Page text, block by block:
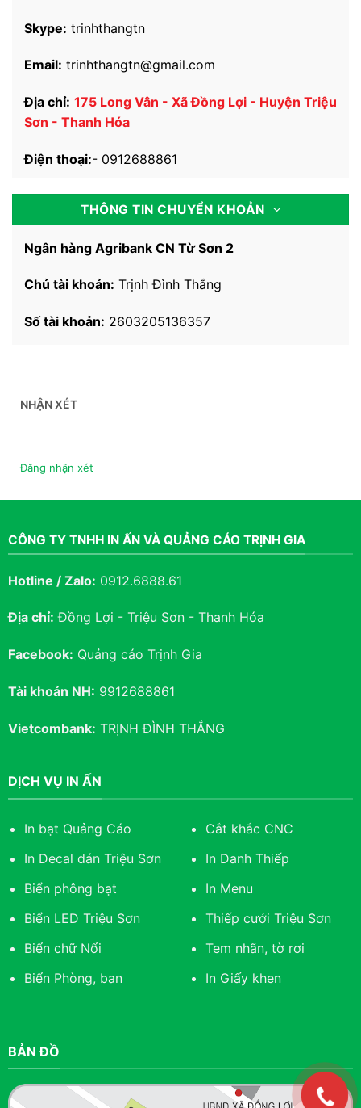
Skype: trinhthangtn
Email: trinhthangtn@gmail.com
Địa chỉ: 175 Long Vân - Xã Đồng Lợi - Huyện Triệu
Sơn - Thanh Hóa
Điện thoại:- 0912688861
THÔNG TIN CHUYỂN KHOẢN
Ngân hàng Agribank CN Từ Sơn 2
Chủ tài khoản: Trịnh Đình Thắng
Số tài khoản: 2603205136357
NHẬN XÉT
Đăng nhận xét
CÔNG TY TNHH IN ẤN VÀ QUẢNG CÁO TRỊNH GIA
Hotline / Zalo: 0912.6888.61
Địa chỉ: Đồng Lợi - Triệu Sơn - Thanh Hóa
Facebook: Quảng cáo Trịnh Gia
Tài khoản NH: 9912688861
Vietcombank: TRỊNH ĐÌNH THẮNG
DỊCH VỤ IN ẤN
In bạt Quảng Cáo
In Decal dán Triệu Sơn
Biển phông bạt
Biển LED Triệu Sơn
Biển chữ Nổi
Biển Phòng, ban
Cắt khắc CNC
In Danh Thiếp
In Menu
Thiếp cưới Triệu Sơn
Tem nhãn, tờ rơi
In Giấy khen
BẢN ĐỒ